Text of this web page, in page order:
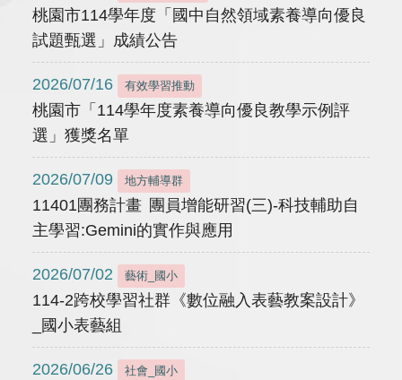
桃園市114學年度「國中自然領域素養導向優良
試題甄選」成績公告
2026/07/16 有效學習推動
桃園市「114學年度素養導向優良教學示例評
選」獲獎名單
2026/07/09 地方輔導群
11401團務計畫 團員增能研習(三)-科技輔助自
主學習:Gemini的實作與應用
2026/07/02 藝術_國小
114-2跨校學習社群《數位融入表藝教案設計》
_國小表藝組
2026/06/26 社會_國小